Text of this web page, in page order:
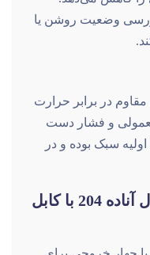
را کاهش می‌دهد.
وضعیت روشن یا
204 از پلاستیک مقاوم در برابر حرارت
و فشار دست
اولیه سبک بوده و در
خرید رابط برق پیشرانه مدل آناده 204 با کابل